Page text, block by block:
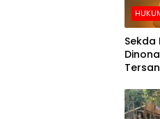
Sekda